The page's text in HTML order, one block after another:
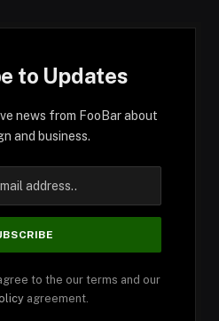
to Updates
news from FooBar about
and business.
to the our terms and our
agreement.